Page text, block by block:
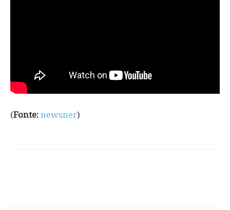
(Fonte: newsner)